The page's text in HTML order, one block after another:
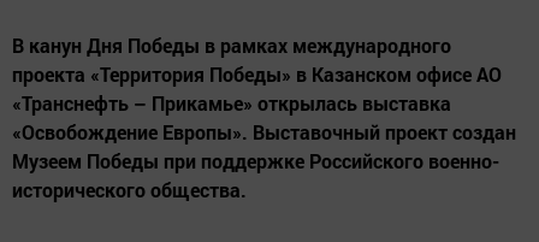
В канун Дня Победы в рамках международного
проекта «Территория Победы» в Казанском офисе АО
«Транснефть – Прикамье» открылась выставка
«Освобождение Европы». Выставочный проект создан
Музеем Победы при поддержке Российского военно-
исторического общества.